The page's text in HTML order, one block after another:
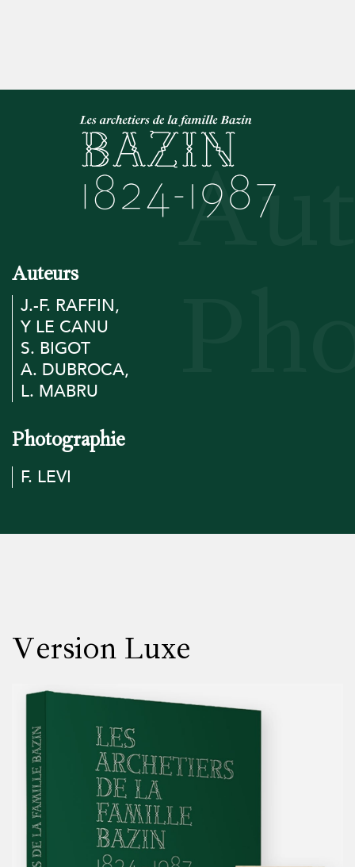
Auteurs
J.-F. RAFFIN,
Y LE CANU
S. BIGOT
A. DUBROCA,
L. MABRU
Photographie
F. LEVI
Version Luxe